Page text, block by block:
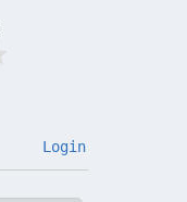
Login